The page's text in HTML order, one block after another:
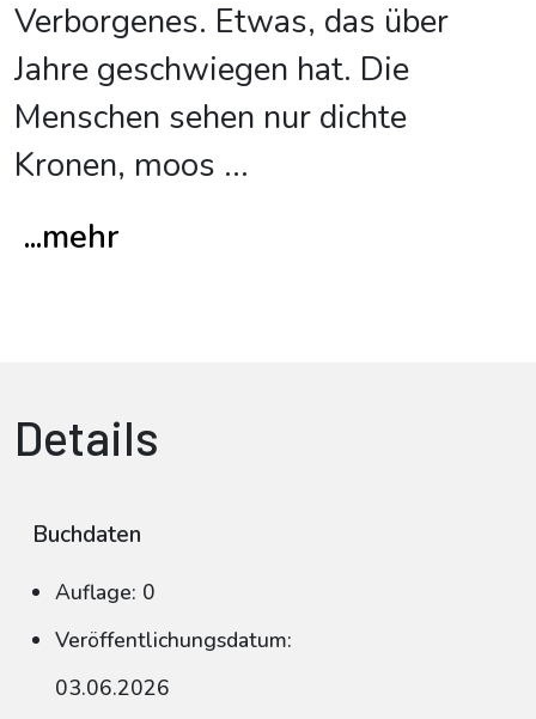
Verborgenes. Etwas, das über
Jahre geschwiegen hat. Die
Menschen sehen nur dichte
Kronen, moos ...
...mehr
Details
Buchdaten
Auflage: 0
Veröffentlichungsdatum:
03.06.2026